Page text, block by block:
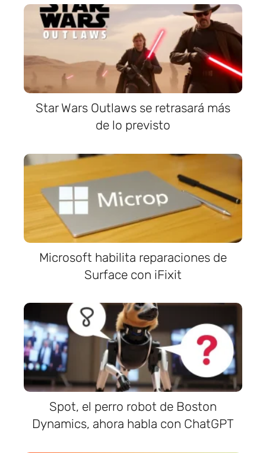
Star Wars Outlaws se retrasará más
de lo previsto
Microsoft habilita reparaciones de
Surface con iFixit
Spot, el perro robot de Boston
Dynamics, ahora habla con ChatGPT